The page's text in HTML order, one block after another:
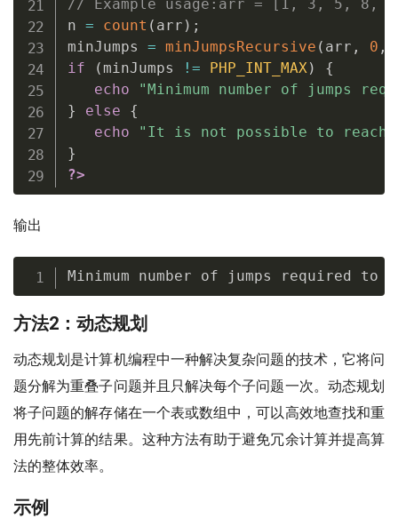
// Example usage:arr = [1, 3, 5,
n = count ( arr ) ;
minJumps = minJumpsRecursive ( arr , 0 ,
if
(minJumps != PHP_INT_MAX)
{
echo
"Minimum number of jumps
}
else
{
echo
"It is not possible to reach
}
?>
输出
Minimum number of jumps required to
方法2：动态规划
动态规划是计算机编程中一种解决复杂问题的技术，它将问
题分解为重叠子问题并且只解决每个子问题一次。动态规划
将子问题的解存储在一个表或数组中，可以高效地查找和重
用先前计算的结果。这种方法有助于避免冗余计算并提高算
法的整体效率。
示例